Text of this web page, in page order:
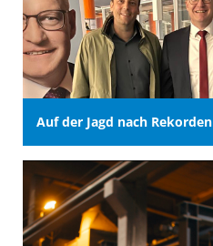
Auf der Jagd nach Rekorden